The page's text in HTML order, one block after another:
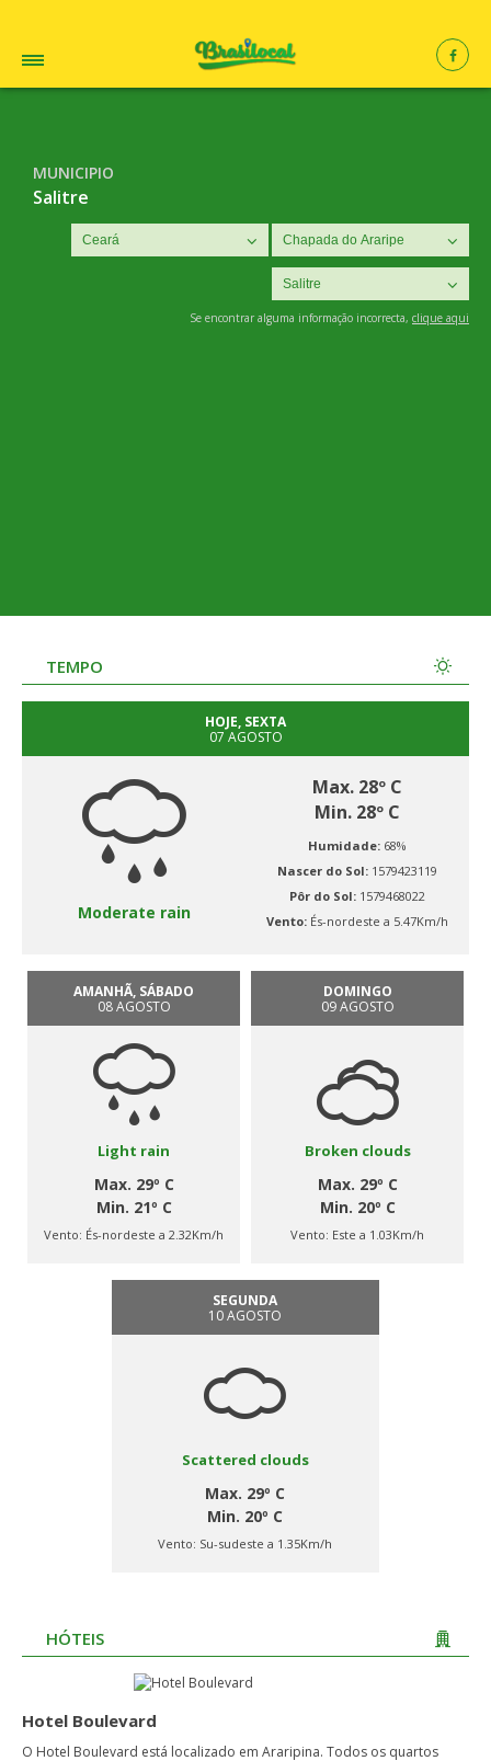
MUNICIPIO
Salitre
Se encontrar alguma informação incorrecta, clique aqui
TEMPO
HOJE, SEXTA
07 AGOSTO
Moderate rain
Max. 28º C
Min. 28º C
Humidade: 68%
Nascer do Sol: 1579423119
Pôr do Sol: 1579468022
Vento: És-nordeste a 5.47Km/h
AMANHÃ, SÁBADO
08 AGOSTO
Light rain
Max. 29º C
Min. 21º C
Vento: És-nordeste a 2.32Km/h
DOMINGO
09 AGOSTO
Broken clouds
Max. 29º C
Min. 20º C
Vento: Este a 1.03Km/h
SEGUNDA
10 AGOSTO
Scattered clouds
Max. 29º C
Min. 20º C
Vento: Su-sudeste a 1.35Km/h
HÓTEIS
Hotel Boulevard
O Hotel Boulevard está localizado em Araripina. Todos os quartos